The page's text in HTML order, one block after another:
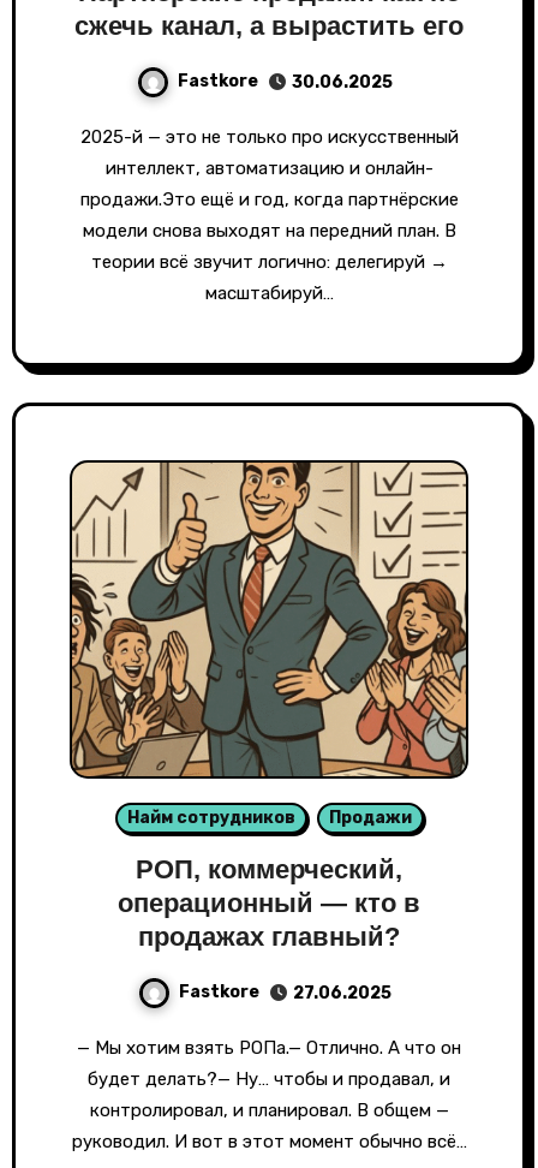
сжечь канал, а вырастить его
Fastkore 30.06.2025
2025-й — это не только про искусственный
интеллект, автоматизацию и онлайн-
продажи.Это ещё и год, когда партнёрские
модели снова выходят на передний план. В
теории всё звучит логично: делегируй →
масштабируй…
Найм сотрудников Продажи
РОП, коммерческий,
операционный — кто в
продажах главный?
Fastkore 27.06.2025
— Мы хотим взять РОПа.— Отлично. А что он
будет делать?— Ну… чтобы и продавал, и
контролировал, и планировал. В общем —
руководил. И вот в этот момент обычно всё…